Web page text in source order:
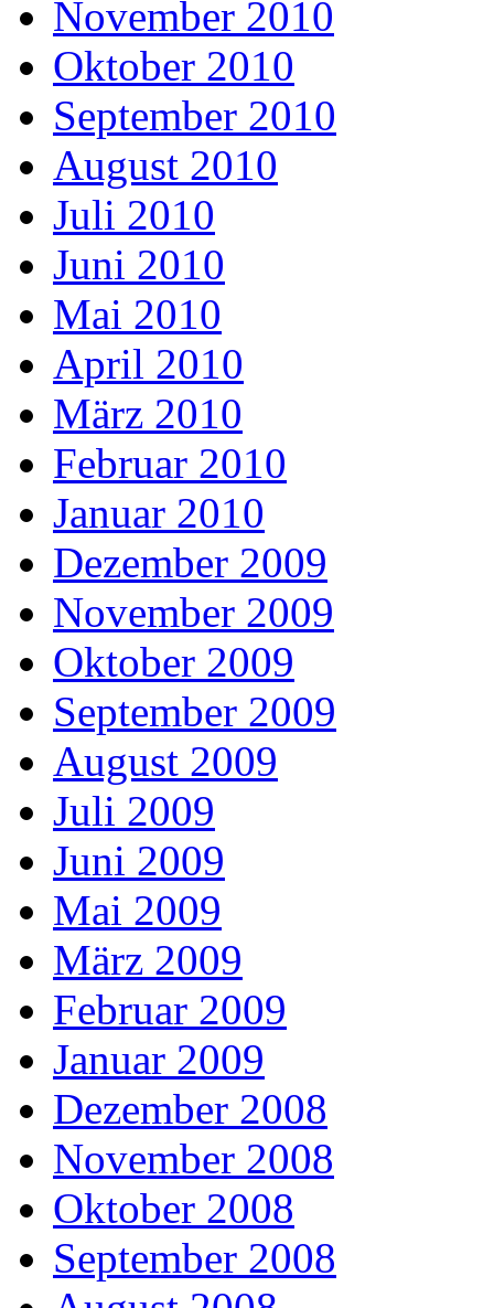
November 2010
Oktober 2010
September 2010
August 2010
Juli 2010
Juni 2010
Mai 2010
April 2010
März 2010
Februar 2010
Januar 2010
Dezember 2009
November 2009
Oktober 2009
September 2009
August 2009
Juli 2009
Juni 2009
Mai 2009
März 2009
Februar 2009
Januar 2009
Dezember 2008
November 2008
Oktober 2008
September 2008